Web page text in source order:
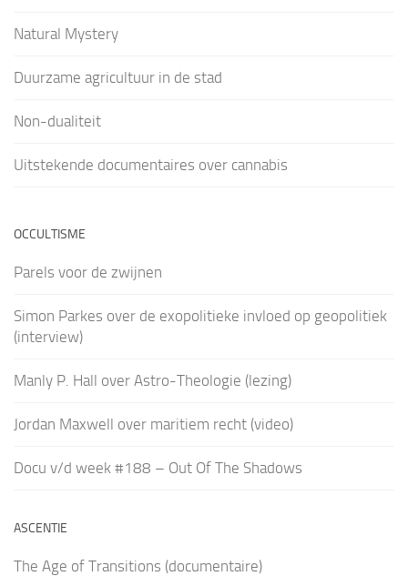
Natural Mystery
Duurzame agricultuur in de stad
Non-dualiteit
Uitstekende documentaires over cannabis
OCCULTISME
Parels voor de zwijnen
Simon Parkes over de exopolitieke invloed op geopolitiek
(interview)
Manly P. Hall over Astro-Theologie (lezing)
Jordan Maxwell over maritiem recht (video)
Docu v/d week #188 – Out Of The Shadows
ASCENTIE
The Age of Transitions (documentaire)